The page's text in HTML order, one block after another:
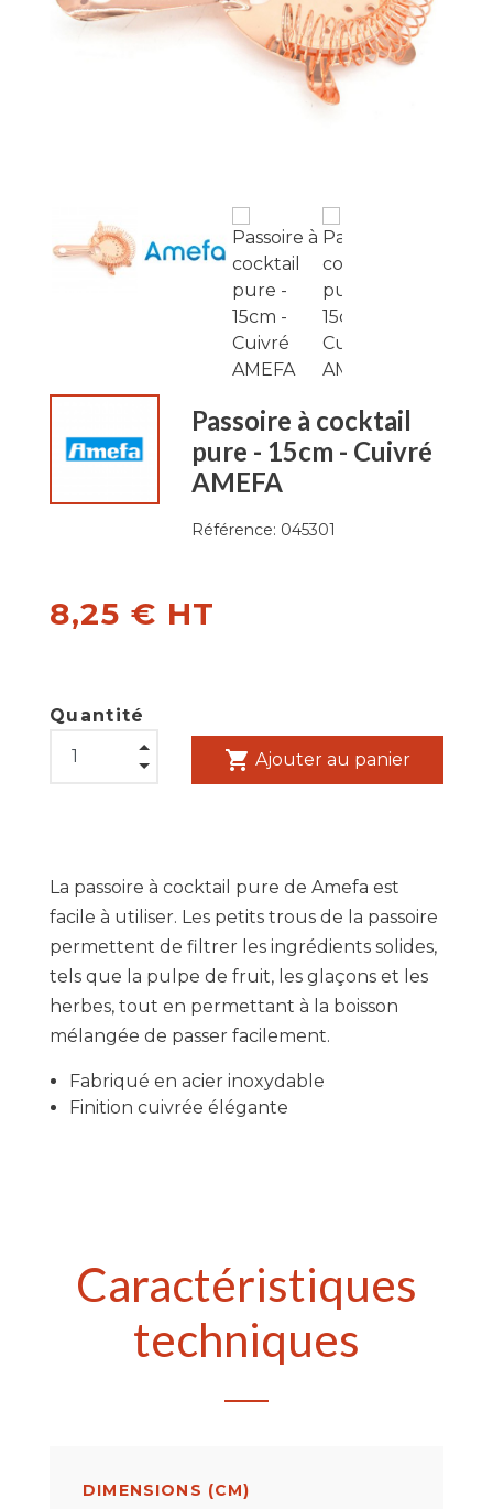
Passoire à cocktail
pure - 15cm - Cuivré
AMEFA
Référence: 045301
8,25 € HT
Quantité
shopping_cart Ajouter au panier
La passoire à cocktail pure de Amefa est
facile à utiliser. Les petits trous de la passoire
permettent de filtrer les ingrédients solides,
tels que la pulpe de fruit, les glaçons et les
herbes, tout en permettant à la boisson
mélangée de passer facilement.
Fabriqué en acier inoxydable
Finition cuivrée élégante
Caractéristiques
techniques
DIMENSIONS (CM)